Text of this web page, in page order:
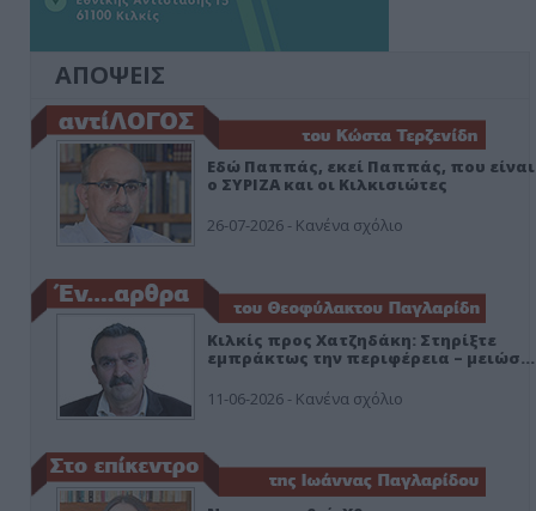
ΑΠΟΨΕΙΣ
Εδώ Παππάς, εκεί Παππάς, που είναι
ο ΣΥΡΙΖΑ και οι Κιλκισιώτες
26-07-2026 - Κανένα σχόλιο
Κιλκίς προς Χατζηδάκη: Στηρίξτε
εμπράκτως την περιφέρεια – μειώσ…
11-06-2026 - Κανένα σχόλιο